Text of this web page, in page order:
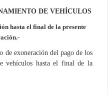
DE VEHÍCULOS
hasta el final de la presente
de exoneración del pago de los
vehículos hasta el final de la
FREITAS